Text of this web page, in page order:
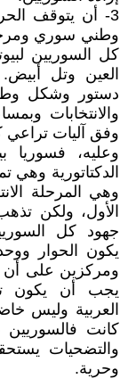
3- أن يتوقف
وطني سوري
كل السوريين
العين وتل
دستور وشكل
والانتخابات
وفق آليات تراعي
وعليه، فسوريا
الدكتاتورية
الأول، ولكن
جهود كل
يكون الحوار
ومركزين على أن
يجب أن يكون
العربية وليس
كانت فالسوريين
والتضحيات
وحرية.